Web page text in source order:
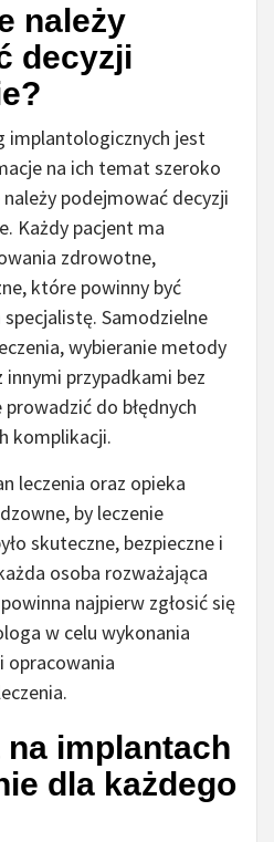
należy
decyzji
implantologicznych jest
na ich temat szeroko
podejmować decyzji
Każdy pacjent ma
zdrowotne,
które powinny być
Samodzielne
wybieranie metody
przypadkami bez
do błędnych
komplikacji.
leczenia oraz opieka
by leczenie
skuteczne, bezpieczne i
osoba rozważająca
najpierw zgłosić się
w celu wykonania
opracowania
na implantach
dla każdego